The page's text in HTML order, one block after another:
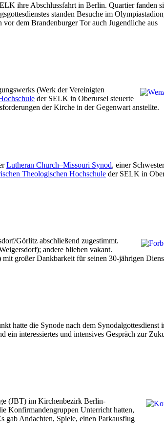
ihre Abschlussfahrt in Berlin. Quartier fanden
standen Besuche im
dem Brandenburger Tor auch Jugendliche aus
(Werk der Vereinigten
der SELK in Oberursel steuerte
der Kirche in der Gegenwart anstellte.
Lutheran Church–Missouri Synod, einer
Theologischen Hochschule der SELK in
Görlitz abschließend zugestimmt.
andere blieben vakant.
großer Dankbarkeit für seinen 30-jährigen
hatte die Synode nach dem Synodalgottesdienst
interessiertes und intensives Gespräch zur
(JBT) im Kirchenbezirk Berlin-
Konfirmandengruppen Unterricht hatten,
gab Andachten, Spiele, einen Parkausflug